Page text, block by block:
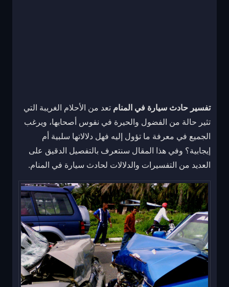
تفسير حادث سيارة في المنام تعد من الأحلام الغريبة التي
تثير حالة من الفضول والحيرة في نفوس أصحابها، ويرغب
الجميع في معرفة ما تؤول إليه فهل دلالاتها سلبية أم
إيجابية؟ وفي هذا المقال سنتعرف بالتفصيل الدقيق على
العديد من التفسيرات والدلالات لحادث سيارة في المنام.